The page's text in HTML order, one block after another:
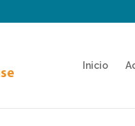
Inicio